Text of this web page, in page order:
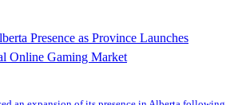
Presence as Province Launches
Online Gaming Market